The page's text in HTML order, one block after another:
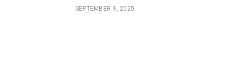
SEPTEMBER 9, 2025